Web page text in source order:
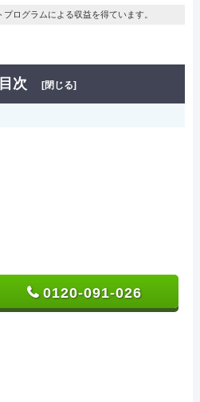
ログラムによる収益を得ています。
目次 [閉じる]
0120-091-026